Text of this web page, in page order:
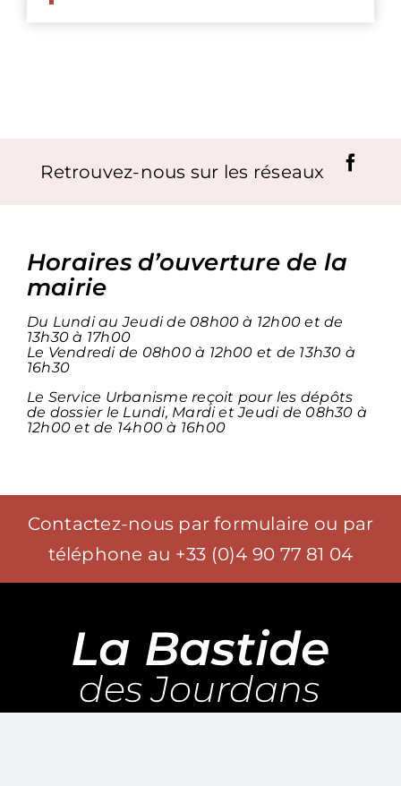
Retrouvez-nous sur les réseaux
Horaires d’ouverture de la
mairie
Du Lundi au Jeudi de 08h00 à 12h00 et de
13h30 à 17h00
Le Vendredi de 08h00 à 12h00 et de 13h30 à
16h30
Le Service Urbanisme reçoit pour les dépôts
de dossier le Lundi, Mardi et Jeudi de 08h30 à
12h00 et de 14h00 à 16h00
Contactez-nous parformulaire ou par
téléphone au +33 (0)4 90 77 81 04